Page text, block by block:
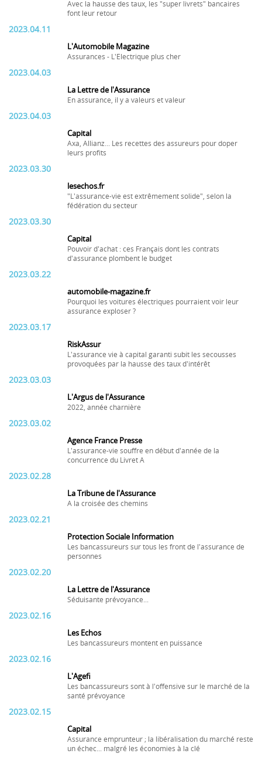
Avec la hausse des taux, les "super livrets" bancaires
font leur retour
2023.04.11
L'Automobile Magazine
Assurances - L'Electrique plus cher
2023.04.03
La Lettre de l'Assurance
En assurance, il y a valeurs et valeur
2023.04.03
Capital
Axa, Allianz... Les recettes des assureurs pour doper
leurs profits
2023.03.30
lesechos.fr
"L'assurance-vie est extrêmement solide", selon la
fédération du secteur
2023.03.30
Capital
Pouvoir d'achat : ces Français dont les contrats
d'assurance plombent le budget
2023.03.22
automobile-magazine.fr
Pourquoi les voitures électriques pourraient voir leur
assurance exploser ?
2023.03.17
RiskAssur
L'assurance vie à capital garanti subit les secousses
provoquées par la hausse des taux d'intérêt
2023.03.03
L'Argus de l'Assurance
2022, année charnière
2023.03.02
Agence France Presse
L'assurance-vie souffre en début d'année de la
concurrence du Livret A
2023.02.28
La Tribune de l'Assurance
A la croisée des chemins
2023.02.21
Protection Sociale Information
Les bancassureurs sur tous les front de l'assurance de
personnes
2023.02.20
La Lettre de l'Assurance
Séduisante prévoyance...
2023.02.16
Les Echos
Les bancassureurs montent en puissance
2023.02.16
L'Agefi
Les bancassureurs sont à l'offensive sur le marché de la
santé prévoyance
2023.02.15
Capital
Assurance emprunteur ; la libéralisation du marché reste
un échec... malgré les économies à la clé